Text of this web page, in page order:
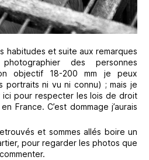
habitudes et suite aux remarques
des personnes
objectif 18-200 mm je peux
portraits ni vu ni connu) ; mais je
pour respecter les lois de droit
France. C’est dommage j’aurais
et sommes allés boire un
pour regarder les photos que